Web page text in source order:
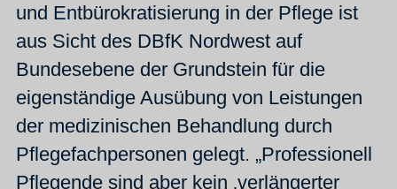
und Entbürokratisierung in der Pflege ist
aus Sicht des DBfK Nordwest auf
Bundesebene der Grundstein für die
eigenständige Ausübung von Leistungen
der medizinischen Behandlung durch
Pflegefachpersonen gelegt. „Professionell
Pflegende sind aber kein ‚verlängerter